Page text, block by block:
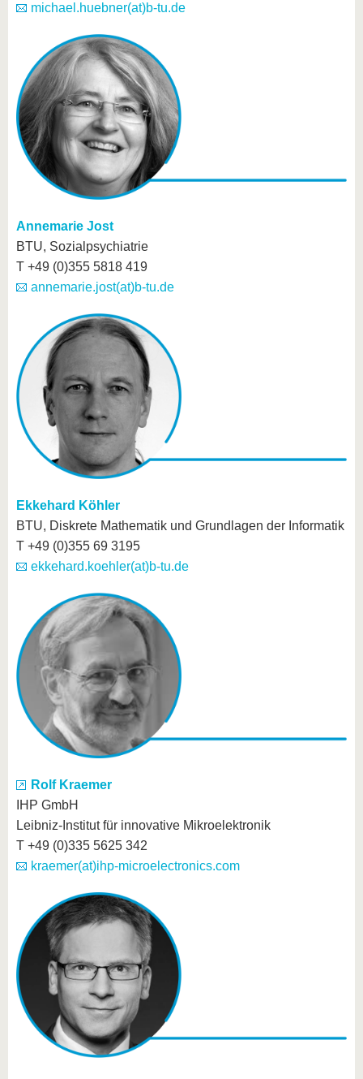
michael.huebner(at)b-tu.de
Annemarie Jost
BTU, Sozialpsychiatrie
T +49 (0)355 5818 419
annemarie.jost(at)b-tu.de
Ekkehard Köhler
BTU, Diskrete Mathematik und Grundlagen der Informatik
T +49 (0)355 69 3195
ekkehard.koehler(at)b-tu.de
Rolf Kraemer
IHP GmbH
Leibniz-Institut für innovative Mikroelektronik
T +49 (0)335 5625 342
kraemer(at)ihp-microelectronics.com